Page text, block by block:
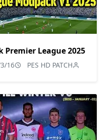
Premier League 2025
PES HD PATCH
16